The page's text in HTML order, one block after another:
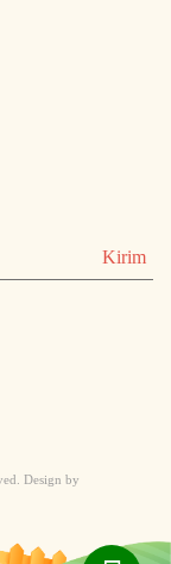
Kirim
Design by